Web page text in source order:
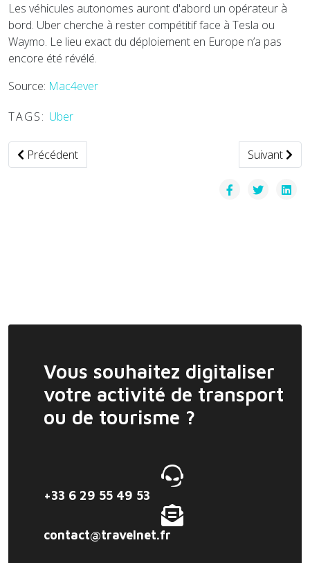
Les véhicules autonomes auront d'abord un opérateur à
bord. Uber cherche à rester compétitif face à Tesla ou
Waymo. Le lieu exact du déploiement en Europe n’a pas
encore été révélé.
Source: Mac4ever
TAGS: Uber
Article précédent : Sénégal : appel à publier le décret sur les
Précédent Article
Suivant
Vous souhaitez digitaliser
votre activité de transport
ou de tourisme ?
+33 6 29 55 49 53
contact@travelnet.fr